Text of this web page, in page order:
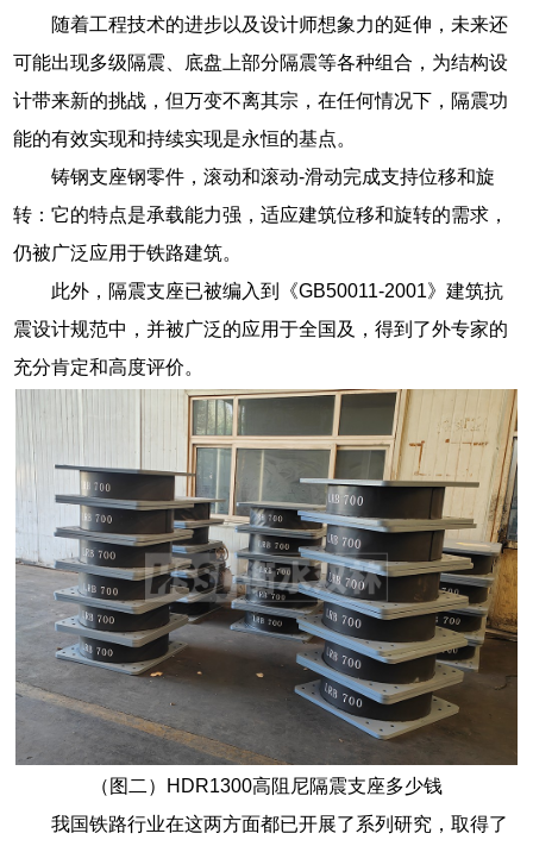
随着工程技术的进步以及设计师想象力的延伸，未来还
可能出现多级隔震、底盘上部分隔震等各种组合，为结构设
计带来新的挑战，但万变不离其宗，在任何情况下，隔震功
能的有效实现和持续实现是永恒的基点。
铸钢支座钢零件，滚动和滚动-滑动完成支持位移和旋
转：它的特点是承载能力强，适应建筑位移和旋转的需求，
仍被广泛应用于铁路建筑。
此外，隔震支座已被编入到《GB50011-2001》建筑抗
震设计规范中，并被广泛的应用于全国及，得到了外专家的
充分肯定和高度评价。
（图二）HDR1300高阻尼隔震支座多少钱
我国铁路行业在这两方面都已开展了系列研究，取得了